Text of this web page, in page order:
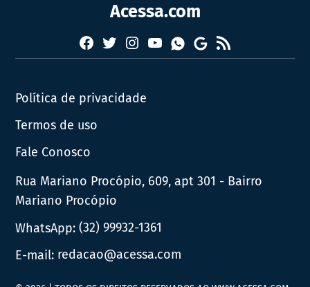
Acessa.com
Facebook
TwitterInstagram
YouTubeWhatsapp
Google
News
RSS
Política de privacidade
Termos de uso
Fale Conosco
Rua Mariano Procópio, 609, apt 301 - Bairro
Mariano Procópio
WhatsApp:(32) 99932-1361
E-mail: redacao@acessa.com